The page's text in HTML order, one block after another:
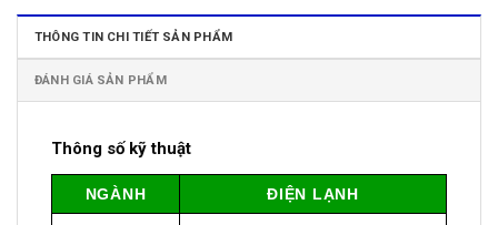
THÔNG TIN CHI TIẾT SẢN PHẨM
ĐÁNH GIÁ SẢN PHẨM
Thông số kỹ thuật
NGÀNH ĐIỆN LẠNH